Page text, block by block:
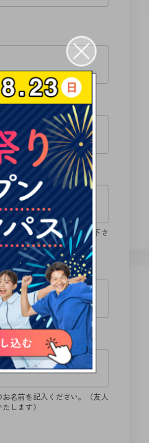
、日本語学校名をご記入下さ
名前を記入ください。（友人
します）